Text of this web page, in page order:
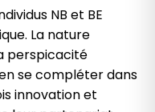
NB et BE
La nature
perspicacité
se compléter dans
innovation et